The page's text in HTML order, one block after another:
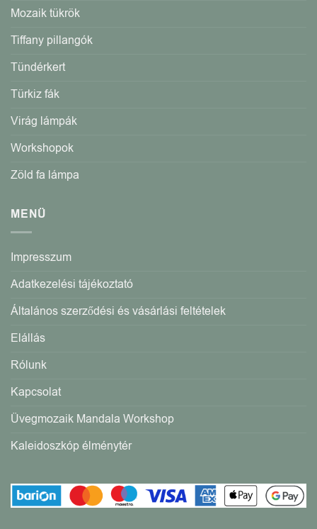
Mozaik tükrök
Tiffany pillangók
Tündérkert
Türkiz fák
Virág lámpák
Workshopok
Zöld fa lámpa
MENÜ
Impresszum
Adatkezelési tájékoztató
Általános szerződési és vásárlási feltételek
Elállás
Rólunk
Kapcsolat
Üvegmozaik Mandala Workshop
Kaleidoszkóp élménytér